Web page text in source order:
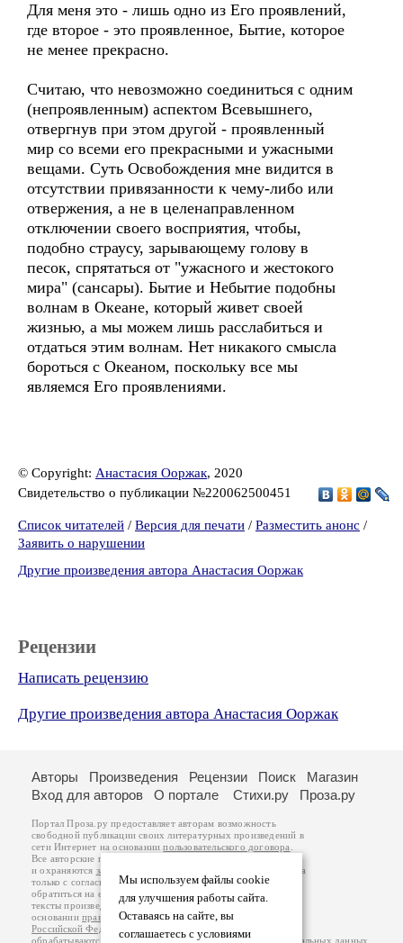
Для меня это - лишь одно из Его проявлений,
где второе - это проявленное, Бытие, которое
не менее прекрасно.
Считаю, что невозможно соединиться с одним
(непроявленным) аспектом Всевышнего,
отвергнув при этом другой - проявленный
мир со всеми его прекрасными и ужасными
вещами. Суть Освобождения мне видится в
отсутствии привязанности к чему-либо или
отвержения, а не в целенаправленном
отключении своего восприятия, чтобы,
подобно страусу, зарывающему голову в
песок, спрятаться от "ужасного и жестокого
мира" (сансары). Бытие и Небытие подобны
волнам в Океане, который живет своей
жизнью, а мы можем лишь расслабиться и
отдаться этим волнам. Нет никакого смысла
бороться с Океаном, поскольку все мы
являемся Его проявлениями.
© Copyright: Анастасия Ооржак, 2020
Свидетельство о публикации №220062500451
Список читателей / Версия для печати / Разместить анонс /
Заявить о нарушении
Другие произведения автора Анастасия Ооржак
Рецензии
Написать рецензию
Другие произведения автора Анастасия Ооржак
Мы используем файлы cookie
для улучшения работы сайта.
Оставаясь на сайте, вы
соглашаетесь с условиями
Авторы Произведения Рецензии Поиск
Магазин
Вход для авторов
О портале Стихи.ру Проза.ру
Портал Проза.ру предоставляет авторам возможность
свободной публикации своих литературных произведений в
сети Интернет на основаниипользовательского договора
Все авторские права на произведения принадлежат авторам
и охраняются законом
. Перепечатка произведений возможна
только с согласия его автора, к которому вы можете
обратиться на его авторской странице. Ответственность за
тексты произведений авторы несут самостоятельно на
основанииправил публикацииизаконодательства
Российской Федерации
обрабатываются на основанииПолитики обработки персональных данных